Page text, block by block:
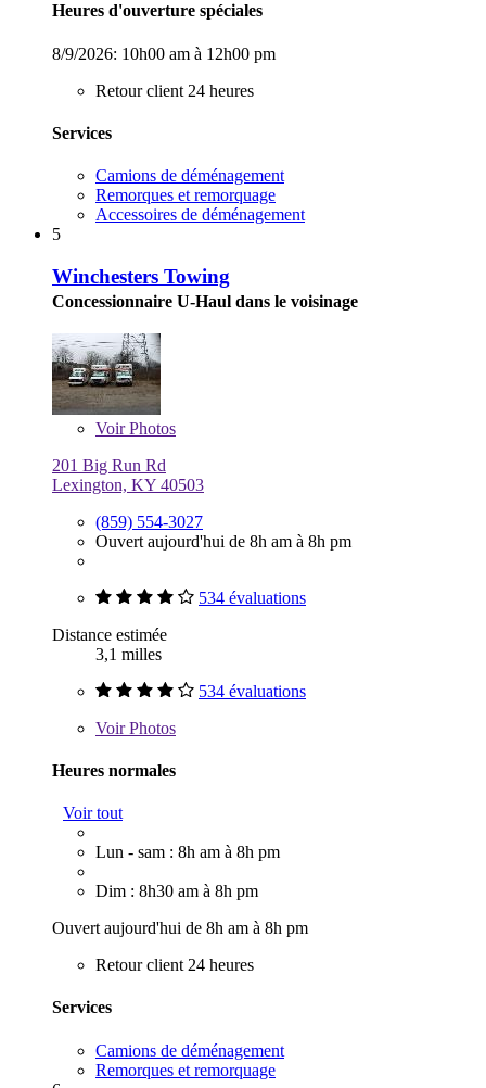
Heures d'ouverture spéciales
8/9/2026: 10h00 am à 12h00 pm
Retour client 24 heures
Services
Camions de déménagement
Remorques et remorquage
Accessoires de déménagement
5
Winchesters Towing
Concessionnaire U-Haul dans le voisinage
VoirPhotos
201 Big Run Rd
Lexington, KY 40503
(859) 554-3027
Ouvert aujourd'hui de 8h am à 8h pm
534 évaluations
Distance estimée
3,1 milles
534 évaluations
VoirPhotos
Heures normales
Voir tout
Lun - sam : 8h am à 8h pm
Dim : 8h30 am à 8h pm
Ouvert aujourd'hui de 8h am à 8h pm
Retour client 24 heures
Services
Camions de déménagement
Remorques et remorquage